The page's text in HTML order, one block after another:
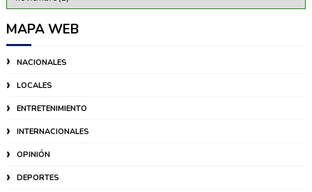
MAPA WEB
NACIONALES
LOCALES
ENTRETENIMIENTO
INTERNACIONALES
OPINIÓN
DEPORTES